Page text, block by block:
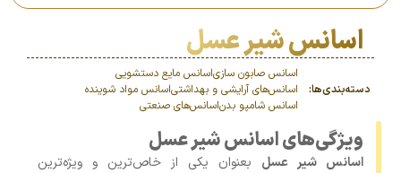
اسانس شیر عسل
دسته‌بندی‌ها:
اسانس صابون سازیاسانس مایع دستشویی
اسانس‌های آرایشی و بهداشتیاسانس مواد شوینده
اسانس شامپو بدناسانس‌های صنعتی
ویژگی‌های اسانس شیر عسل
اسانس شیر عسل بعنوان یکی از خاص‌ترین و ویژه‌ترین